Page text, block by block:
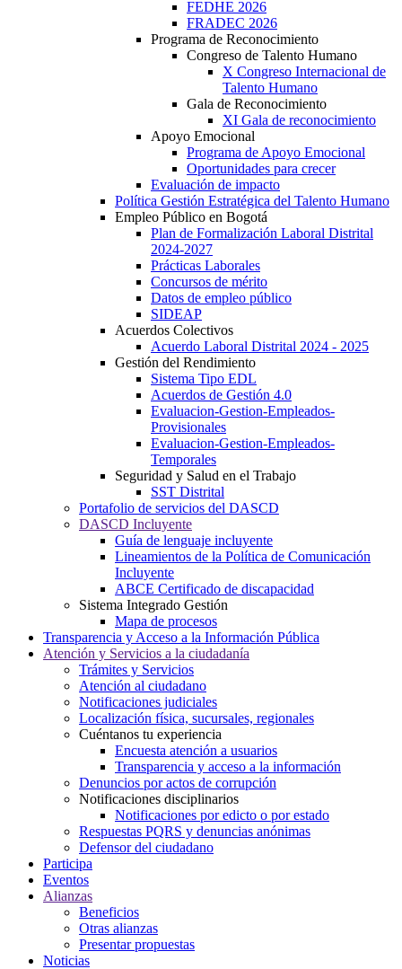
FEDHE 2026
FRADEC 2026
Programa de Reconocimiento
Congreso de Talento Humano
X Congreso Internacional de
Talento Humano
Gala de Reconocimiento
XI Gala de reconocimiento
Apoyo Emocional
Programa de Apoyo Emocional
Oportunidades para crecer
Evaluación de impacto
Política Gestión Estratégica del Talento Humano
Empleo Público en Bogotá
Plan de Formalización Laboral Distrital
2024-2027
Prácticas Laborales
Concursos de mérito
Datos de empleo público
SIDEAP
Acuerdos Colectivos
Acuerdo Laboral Distrital 2024 - 2025
Gestión del Rendimiento
Sistema Tipo EDL
Acuerdos de Gestión 4.0
Evaluacion-Gestion-Empleados-
Provisionales
Evaluacion-Gestion-Empleados-
Temporales
Seguridad y Salud en el Trabajo
SST Distrital
Portafolio de servicios del DASCD
DASCD Incluyente
Guía de lenguaje incluyente
Lineamientos de la Política de Comunicación
Incluyente
ABCE Certificado de discapacidad
Sistema Integrado Gestión
Mapa de procesos
Transparencia y Acceso a la Información Pública
Atención y Servicios a la ciudadanía
Trámites y Servicios
Atención al ciudadano
Notificaciones judiciales
Localización física, sucursales, regionales
Cuéntanos tu experiencia
Encuesta atención a usuarios
Transparencia y acceso a la información
Denuncios por actos de corrupción
Notificaciones disciplinarios
Notificaciones por edicto o por estado
Respuestas PQRS y denuncias anónimas
Defensor del ciudadano
Participa
Eventos
Alianzas
Beneficios
Otras alianzas
Presentar propuestas
Noticias